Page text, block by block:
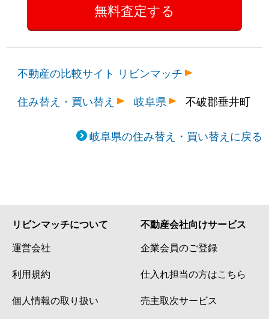
不動産の比較サイト リビンマッチ
住み替え・買い替え
岐阜県 不破郡垂井町
岐阜県の住み替え・買い替えに戻る
リビンマッチについて
運営会社
利用規約
個人情報の取り扱い
不動産会社向けサービス
企業会員のご登録
仕入れ担当の方はこちら
売主取次サービス